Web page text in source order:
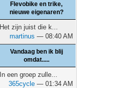
Flevobike en trike,
nieuwe eigenaren?
Het zijn juist die k...
martinus — 08:40 AM
Vandaag ben ik blij
omdat.....
In een groep zulle...
365cycle — 01:34 AM